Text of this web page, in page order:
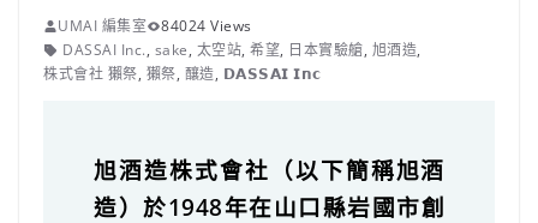
UMAI 編集室
84024 Views
DASSAI Inc., sake, 太空站, 希望, 日本實驗艙, 旭酒造,
株式會社 獺祭, 獺祭, 釀造, 𝗗𝗔𝗦𝗦𝗔𝗜 𝗜𝗻𝗰
旭酒造株式會社（以下簡稱旭酒
造）於1948年在山口縣岩國市創